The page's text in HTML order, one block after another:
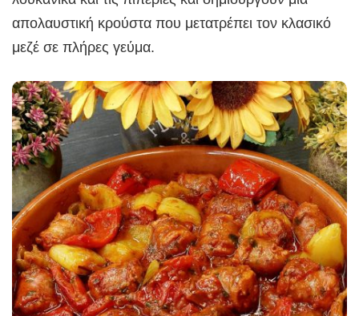
απολαυστική κρούστα που μετατρέπει τον κλασικό
μεζέ σε πλήρες γεύμα.